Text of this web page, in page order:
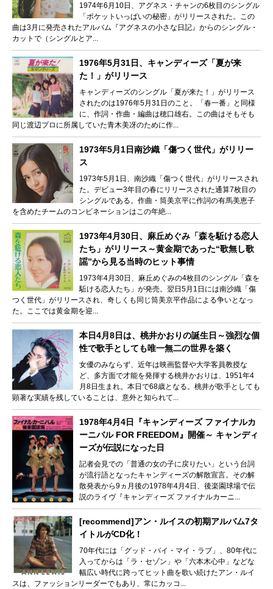
1974年6月10日、アグネス・チャンの6枚目のシングル
「ポケットいっぱいの秘密」がリリースされた。この
曲は3月に発売されたアルバム『アグネスの小さな日記』からのシングル・
カットで（シングルとア...
1976年5月31日、キャンディーズ「夏が来
た！」がリリース
キャンディーズのシングル「夏が来た！」がリリース
されたのは1976年5月31日のこと。「春一番」と同様
に、作詞・作曲・編曲は穂口雄右。この曲はそもそも
同じ渡辺プロに所属していた青木美冴のために作...
1973年5月1日南沙織「傷つく世代」がリリー
ス
1973年5月1日、南沙織「傷つく世代」がリリースされ
た。デビュー3年目の春にリリースされた通算7枚目の
シングルである。作曲・筒美京平に作詞の有馬美恵子
を含めたチームのコンビネーションはこの年絶...
1973年4月30日、麻丘めぐみ「森を駈ける恋人
たち」がリリース～黄金期であった“歌無し歌
謡”から見る当時のヒット事情
1973年4月30日、麻丘めぐみの4枚目のシングル「森を
駈ける恋人たち」が発売。翌日5月1日には南沙織「傷
つく世代」がリリースされ、奇しくも同じ筒美京平作品による争いとなっ
た。ここでは黄金期を迎...
本日4月8日は、桃井かおりの誕生日～強烈な個
性で歌手としても唯一無二の世界を築く
女優のみならず、近年は映画監督や大学客員教授な
ど、多方面で才能を発揮する桃井かおりは、1951年4
月8日生まれ。本日で68歳となる。桃井が歌手としても
顕著な実績を残していることは、意外と知られて...
1978年4月4日『キャンディーズ ファイナルカ
ーニバル FOR FREEDOM』開催～ キャンディ
ーズが伝説になった日
記者会見での「普通の女の子に戻りたい」という台詞
が流行語となったキャンディーズの解散宣言。その解
散発表から9ヵ月後の1978年4月4日、後楽園球場で伝
説のライヴ『キャンディーズ ファイナルカーニ...
[recommend]アン・ルイスの初期アルバム7タ
イトルがCD化！
70年代には「グッド・バイ・マイ・ラブ」、80年代に
入ってからは「ラ・セゾン」や「六本木心中」などな
幅広い時代に跨ってヒット曲を歌い続けたアン・ルイ
スは、ファッションリーダーでもあり、常にカッコ...